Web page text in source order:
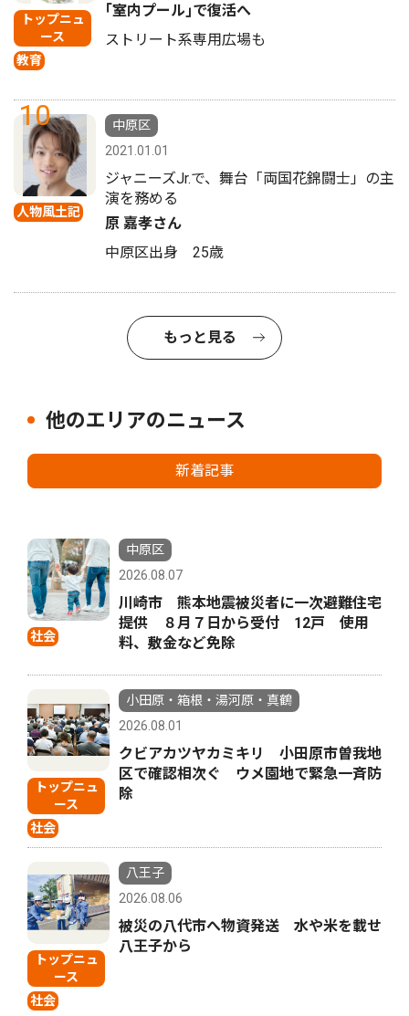
トップニュ
ース
教育
｢室内プール｣で復活へ
ストリート系専用広場も
10
人物風土記
中原区
2021.01.01
ジャニーズJr.で、舞台「両国花錦闘士」の主
演を務める
原 嘉孝さん
中原区出身 25歳
もっと見る
他のエリアのニュース
新着記事
社会
中原区
2026.08.07
川崎市 熊本地震被災者に一次避難住宅
提供 ８月７日から受付 12戸 使用
料、敷金など免除
トップニュ
ース
社会
小田原・箱根・湯河原・真鶴
2026.08.01
クビアカツヤカミキリ 小田原市曽我地
区で確認相次ぐ ウメ園地で緊急一斉防
除
トップニュ
ース
社会
八王子
2026.08.06
被災の八代市へ物資発送 水や米を載せ
八王子から